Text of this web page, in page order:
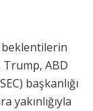
ABD
başkanlığı
yakınlığıyla